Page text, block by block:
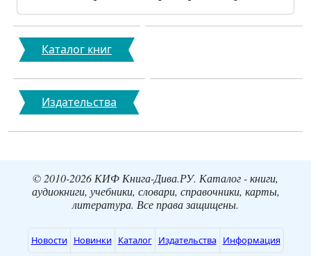
Каталог книг
Издательства
© 2010-2026 КИФ Книга-Дива.РУ. Каталог - книги,
аудиокниги, учебники, словари, справочники, карты,
литература. Все права защищены.
Новости Новинки Каталог Издательства Информация